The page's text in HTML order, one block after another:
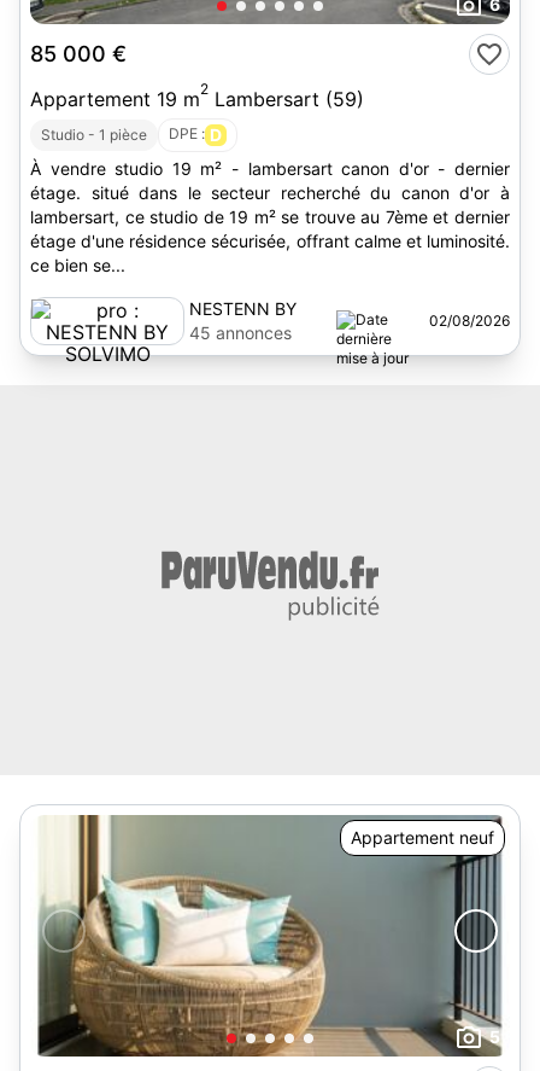
6
85 000 €
Appartement 19 m2 Lambersart (59)
Studio - 1 pièce DPE : D
À vendre studio 19 m² - lambersart canon d'or - dernier
étage. situé dans le secteur recherché du canon d'or à
lambersart, ce studio de 19 m² se trouve au 7ème et dernier
étage d'une résidence sécurisée, offrant calme et luminosité.
ce bien se...
NESTENN BY
SOLVIMO
45 annonces
02/08/2026
Appartement neuf
5